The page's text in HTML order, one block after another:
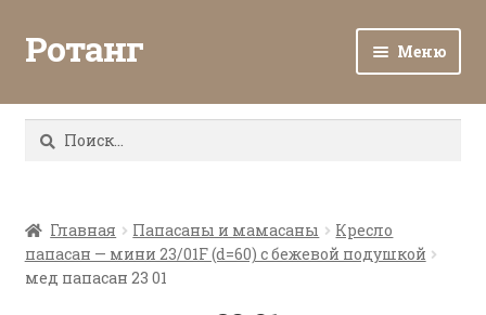
Ротанг Меню
Каталог
Все о ротанге
Найти:
Главная Папасаны и мамасаны
Кресло
папасан — мини 23/01F (d=60) с бежевой подушкой
мед папасан 23 01